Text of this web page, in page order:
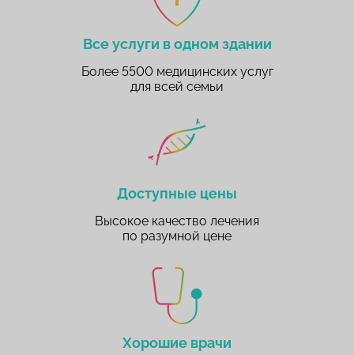
Все услуги в одном здании
Более 5500 медицинских услуг
для всей семьи
Доступные цены
Высокое качество лечения
по разумной цене
Хорошие врачи